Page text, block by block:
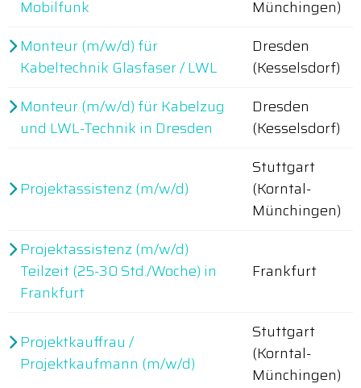
Mobilfunk
Münchingen)
Monteur (m/w/d) für
Kabeltechnik Glasfaser / LWL
Dresden
(Kesselsdorf)
Monteur (m/w/d) für Kabelzug
und LWL-Technik in Dresden
Dresden
(Kesselsdorf)
Projektassistenz (m/w/d)
Stuttgart
(Korntal-
Münchingen)
Projektassistenz (m/w/d)
Teilzeit (25-30 Std./Woche) in
Frankfurt
Frankfurt
Projektkauffrau /
Projektkaufmann (m/w/d)
Stuttgart
(Korntal-
Münchingen)